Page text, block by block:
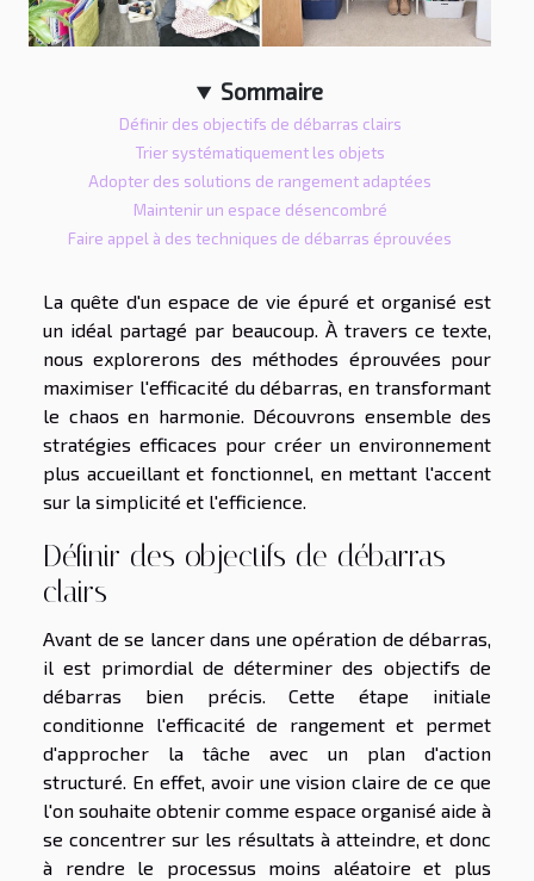
Sommaire
Définir des objectifs de débarras clairs
Trier systématiquement les objets
Adopter des solutions de rangement adaptées
Maintenir un espace désencombré
Faire appel à des techniques de débarras éprouvées
La quête d'un espace de vie épuré et organisé est
un idéal partagé par beaucoup. À travers ce texte,
nous explorerons des méthodes éprouvées pour
maximiser l'efficacité du débarras, en transformant
le chaos en harmonie. Découvrons ensemble des
stratégies efficaces pour créer un environnement
plus accueillant et fonctionnel, en mettant l'accent
sur la simplicité et l'efficience.
Définir des objectifs de débarras
clairs
Avant de se lancer dans une opération de débarras,
il est primordial de déterminer des objectifs de
débarras bien précis. Cette étape initiale
conditionne l'efficacité de rangement et permet
d'approcher la tâche avec un plan d'action
structuré. En effet, avoir une vision claire de ce que
l'on souhaite obtenir comme espace organisé aide à
se concentrer sur les résultats à atteindre, et donc
à rendre le processus moins aléatoire et plus